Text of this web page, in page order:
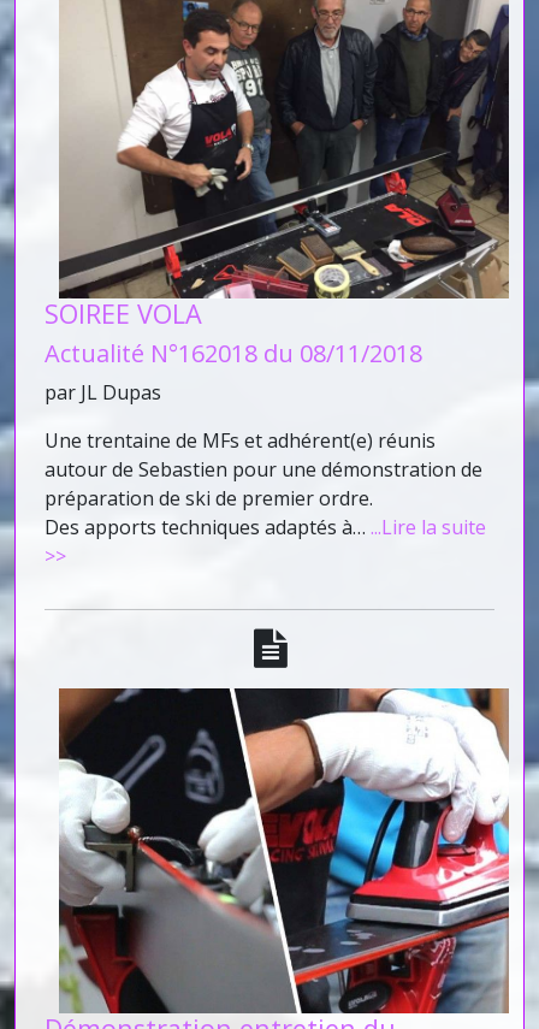
SOIREE VOLA
Actualité N°162018 du 08/11/2018
par JL Dupas
Une trentaine de MFs et adhérent(e) réunis
autour de Sebastien pour une démonstration de
préparation de ski de premier ordre.
Des apports techniques adaptés à… ...Lire la suite
>>